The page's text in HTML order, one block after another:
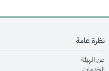
نظرة عامة
عن الهيئةopens in new window
opens in new window